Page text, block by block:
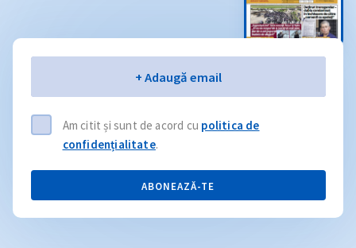
+ Adaugă email
Am citit și sunt de acord cu politica de
confidențialitate.
ABONEAZĂ-TE